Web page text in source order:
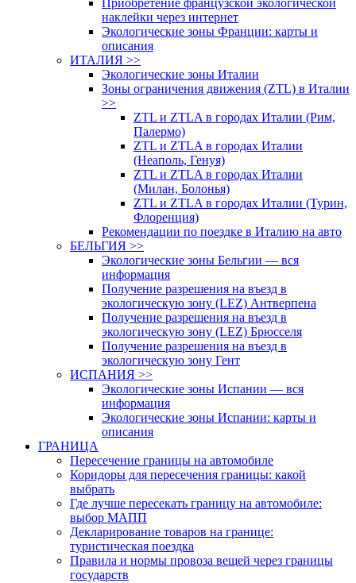
наклейки через интернет
Экологические зоны Франции: карты и
описания
ИТАЛИЯ >>
Экологические зоны Италии
Зоны ограничения движения (ZTL) в Италии
>>
ZTL и ZTLA в городах Италии (Рим,
Палермо)
ZTL и ZTLA в городах Италии
(Неаполь, Генуя)
ZTL и ZTLA в городах Италии
(Милан, Болонья)
ZTL и ZTLA в городах Италии (Турин,
Флоренция)
Рекомендации по поездке в Италию на авто
БЕЛЬГИЯ >>
Экологические зоны Бельгии — вся
информация
Получение разрешения на въезд в
экологическую зону (LEZ) Антверпена
Получение разрешения на въезд в
экологическую зону (LEZ) Брюсселя
Получение разрешения на въезд в
экологическую зону Гент
ИСПАНИЯ >>
Экологические зоны Испании — вся
информация
Экологические зоны Испании: карты и
описания
ГРАНИЦА
Пересечение границы на автомобиле
Коридоры для пересечения границы: какой
выбрать
Где лучше пересекать границу на автомобиле:
выбор МАПП
Декларирование товаров на границе:
туристическая поездка
Правила и нормы провоза вещей через границы
государств